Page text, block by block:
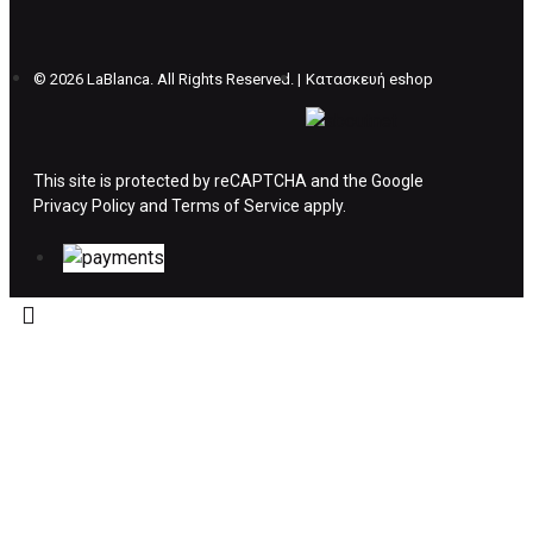
ΔΙΚΑΙΩΜΑ ΥΠΑΝΑΧΩΡΗΣΗΣ-ΕΠΙΣΤΡΟΦΗ
Η επιστροφή χρημάτων ακολουθείται στις
Το προϊόν θα πρέπει να βρίσκεται στην αρχική
© 2026 LaBlanca. All Rights Reserved. | Κατασκευή eshop
This site is protected by reCAPTCHA and the Google
Privacy Policyand Terms of Service apply.